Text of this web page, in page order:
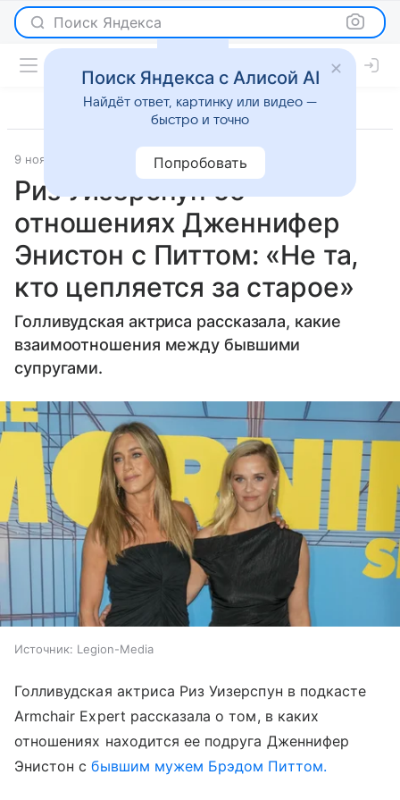
Поиск Яндекса
9 ноября 2025 Газета.Ру Светская жизнь
Риз Уизерспун об
отношениях Дженнифер
Энистон с Питтом: «Не та,
кто цепляется за старое»
Голливудская актриса рассказала, какие
взаимоотношения между бывшими
супругами.
Источник: Legion-Media
Голливудская актриса Риз Уизерспун в подкасте
Armchair Expert рассказала о том, в каких
отношениях находится ее подруга Дженнифер
Энистон сбывшим мужем Брэдом Питтом.
Поиск Яндекса с Алисой AI
Найдёт ответ, картинку или видео —
быстро и точно
Попробовать